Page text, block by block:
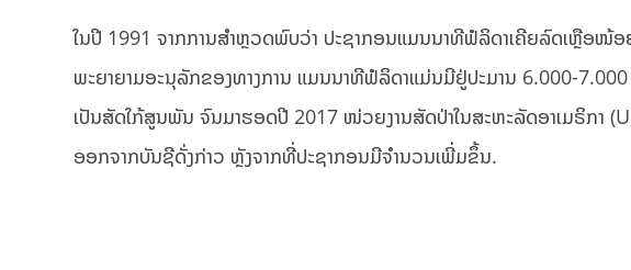
ໃນປີ 1991 ຈາກການສຳຫຼວດພົບວ່າ ປະຊາກອນແມນນາທີຟໍລິດາເຄີຍລົດເຫຼືອໜ້ອ
ພະຍາຍາມອະນຸລັກຂອງທາງການ ແມນນາທີຟໍລິດາແມ່ນມີຢູ່ປະມານ 6.000-
ເປັນສັດໃກ້ສູນພັນ ຈົນມາຮອດປີ 2017 ໜ່ວຍງານສັດປ່າໃນສະຫະລັດອາເມຣິກາ
ອອກຈາກບັນຊີດັ່ງກ່າວ ຫຼັງຈາກທີ່ປະຊາກອນມີຈຳນວນເພີ່ມຂຶ້ນ.